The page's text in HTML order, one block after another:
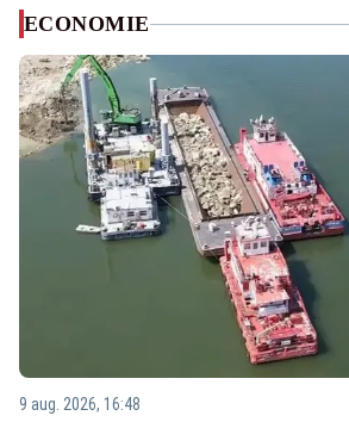
ECONOMIE
9 aug. 2026, 16:48